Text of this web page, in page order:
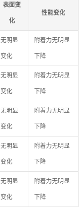
表面变
化
性能变化
无明显
变化
附着力无明显
下降
无明显
变化
附着力无明显
下降
无明显
变化
附着力无明显
下降
无明显
变化
附着力无明显
下降
无明显
变化
附着力无明显
下降